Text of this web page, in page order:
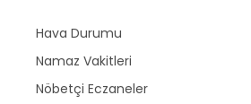
Hava Durumu
Namaz Vakitleri
Nöbetçi Eczaneler